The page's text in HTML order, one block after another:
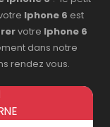
Iphone 6 est
votre Iphone 6
dans notre
rendez vous.